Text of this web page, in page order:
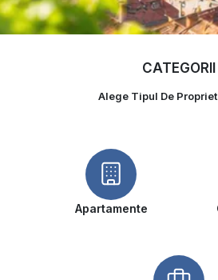
CATEGORII
Alege Tipul De
Apartamente